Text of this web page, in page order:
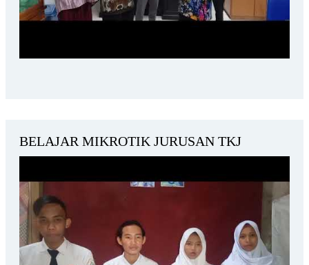
BELAJAR MIKROTIK JURUSAN TKJ